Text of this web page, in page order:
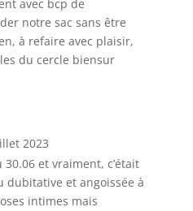
avec bcp de
notre sac sans être
à refaire avec plaisir,
du cercle biensur
2023
30.06 et vraiment, c’était
dubitative et angoissée à
intimes mais